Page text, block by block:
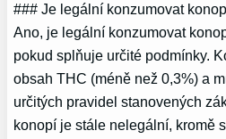
### Je legální konzumovat
Ano, je legální konzumovat
pokud splňuje určité podmínky.
obsah THC (méně než 0,3%) a
určitých pravidel stanovených
konopí je stále nelegální, kromě